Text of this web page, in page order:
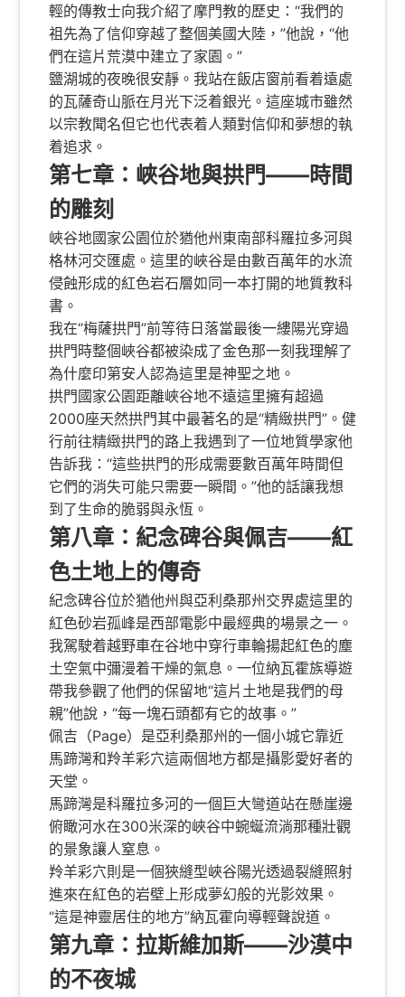
輕的傳教士向我介紹了摩門教的歷史：“我們的
祖先為了信仰穿越了整個美國大陸，”他說，“他
們在這片荒漠中建立了家園。”
鹽湖城的夜晚很安靜。我站在飯店窗前看着遠處
的瓦薩奇山脈在月光下泛着銀光。這座城市雖然
以宗教聞名但它也代表着人類對信仰和夢想的執
着追求。
第七章：峽谷地與拱門——時間
的雕刻
峽谷地國家公園位於猶他州東南部科羅拉多河與
格林河交匯處。這里的峽谷是由數百萬年的水流
侵蝕形成的紅色岩石層如同一本打開的地質教科
書。
我在“梅薩拱門”前等待日落當最後一縷陽光穿過
拱門時整個峽谷都被染成了金色那一刻我理解了
為什麼印第安人認為這里是神聖之地。
拱門國家公園距離峽谷地不遠這里擁有超過
2000座天然拱門其中最著名的是“精緻拱門”。健
行前往精緻拱門的路上我遇到了一位地質學家他
告訴我：“這些拱門的形成需要數百萬年時間但
它們的消失可能只需要一瞬間。”他的話讓我想
到了生命的脆弱與永恆。
第八章：紀念碑谷與佩吉——紅
色土地上的傳奇
紀念碑谷位於猶他州與亞利桑那州交界處這里的
紅色砂岩孤峰是西部電影中最經典的場景之一。
我駕駛着越野車在谷地中穿行車輪揚起紅色的塵
土空氣中彌漫着干燥的氣息。一位納瓦霍族導遊
帶我參觀了他們的保留地“這片土地是我們的母
親”他說，“每一塊石頭都有它的故事。”
佩吉（Page）是亞利桑那州的一個小城它靠近
馬蹄灣和羚羊彩穴這兩個地方都是攝影愛好者的
天堂。
馬蹄灣是科羅拉多河的一個巨大彎道站在懸崖邊
俯瞰河水在300米深的峽谷中蜿蜒流淌那種壯觀
的景象讓人窒息。
羚羊彩穴則是一個狹縫型峽谷陽光透過裂縫照射
進來在紅色的岩壁上形成夢幻般的光影效果。
“這是神靈居住的地方”納瓦霍向導輕聲說道。
第九章：拉斯維加斯——沙漠中
的不夜城